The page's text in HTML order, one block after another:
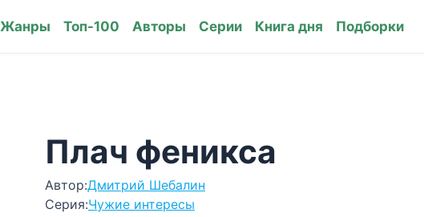
Жанры Топ-100 Авторы Серии Книга дня Подборки
Плач феникса
Автор:Дмитрий Шебалин
Серия:Чужие интересы